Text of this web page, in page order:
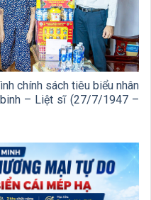
chính sách tiêu biểu nhân
– Liệt sĩ (27/7/1947 –